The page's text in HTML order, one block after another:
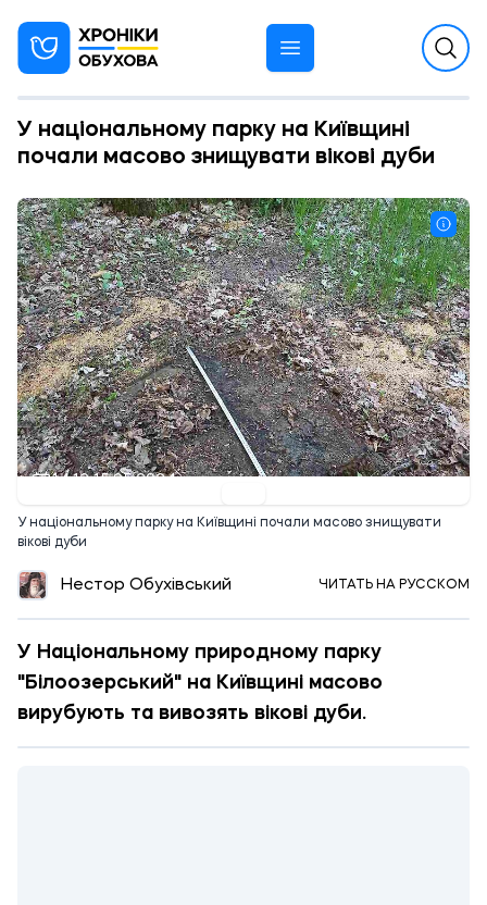
У національному парку на Київщині
почали масово знищувати вікові дуби
14:12 15.05.2024
У національному парку на Київщині почали масово знищувати
вікові дуби
Нестор Обухівський ЧИТАТЬ НА РУССКОМ
У Національному природному парку
"Білоозерський" на Київщині масово
вирубують та вивозять вікові дуби.